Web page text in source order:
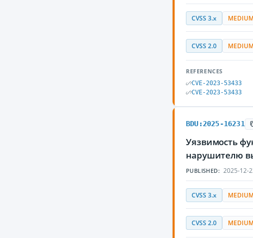
CVSS 3.x
CVSS 2.0
REFERENCES
CVE-2023-53433
CVE-2023-53433
BDU:2025-16231
Уязвимость
нарушителю
PUBLISHED: 2025-12-
CVSS 3.x
CVSS 2.0